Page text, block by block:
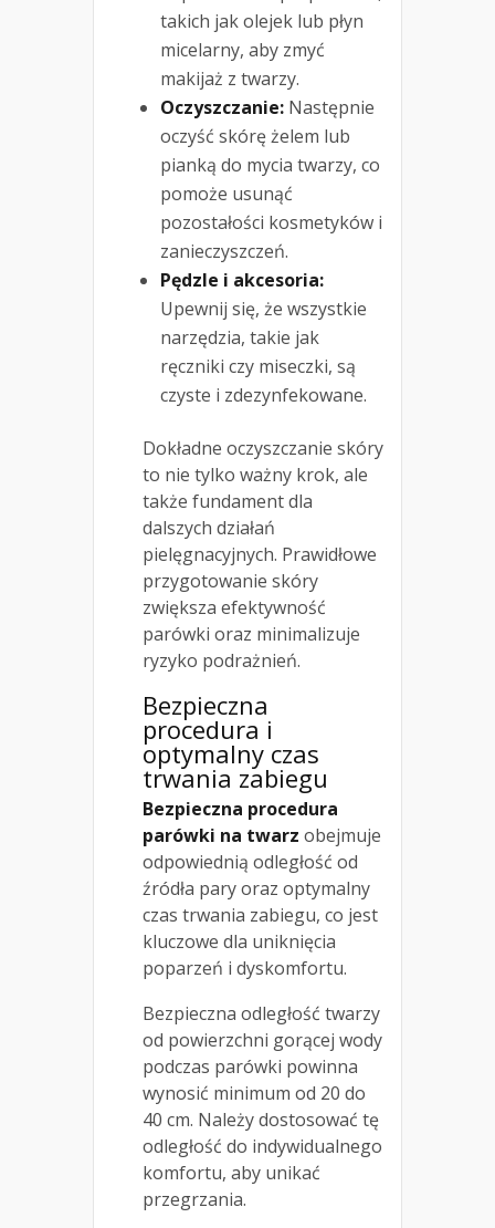
takich jak olejek lub płyn
micelarny, aby zmyć
makijaż z twarzy.
Oczyszczanie: Następnie
oczyść skórę żelem lub
pianką do mycia twarzy, co
pomoże usunąć
pozostałości kosmetyków i
zanieczyszczeń.
Pędzle i akcesoria:
Upewnij się, że wszystkie
narzędzia, takie jak
ręczniki czy miseczki, są
czyste i zdezynfekowane.
Dokładne oczyszczanie skóry
to nie tylko ważny krok, ale
także fundament dla
dalszych działań
pielęgnacyjnych. Prawidłowe
przygotowanie skóry
zwiększa efektywność
parówki oraz minimalizuje
ryzyko podrażnień.
Bezpieczna
procedura i
optymalny czas
trwania zabiegu
Bezpieczna procedura
parówki na twarz obejmuje
odpowiednią odległość od
źródła pary oraz optymalny
czas trwania zabiegu, co jest
kluczowe dla uniknięcia
poparzeń i dyskomfortu.
Bezpieczna odległość twarzy
od powierzchni gorącej wody
podczas parówki powinna
wynosić minimum od 20 do
40 cm. Należy dostosować tę
odległość do indywidualnego
komfortu, aby unikać
przegrzania.